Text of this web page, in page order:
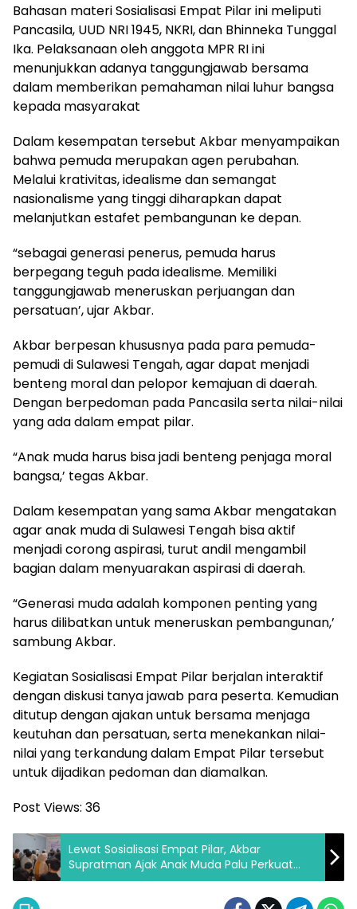
Bahasan materi Sosialisasi Empat Pilar ini meliputi
Pancasila, UUD NRI 1945, NKRI, dan Bhinneka Tunggal
Ika. Pelaksanaan oleh anggota MPR RI ini
menunjukkan adanya tanggungjawab bersama
dalam memberikan pemahaman nilai luhur bangsa
kepada masyarakat
Dalam kesempatan tersebut Akbar menyampaikan
bahwa pemuda merupakan agen perubahan.
Melalui krativitas, idealisme dan semangat
nasionalisme yang tinggi diharapkan dapat
melanjutkan estafet pembangunan ke depan.
“sebagai generasi penerus, pemuda harus
berpegang teguh pada idealisme. Memiliki
tanggungjawab meneruskan perjuangan dan
persatuan’, ujar Akbar.
Akbar berpesan khususnya pada para pemuda-
pemudi di Sulawesi Tengah, agar dapat menjadi
benteng moral dan pelopor kemajuan di daerah.
Dengan berpedoman pada Pancasila serta nilai-nilai
yang ada dalam empat pilar.
“Anak muda harus bisa jadi benteng penjaga moral
bangsa,’ tegas Akbar.
Dalam kesempatan yang sama Akbar mengatakan
agar anak muda di Sulawesi Tengah bisa aktif
menjadi corong aspirasi, turut andil mengambil
bagian dalam menyuarakan aspirasi di daerah.
“Generasi muda adalah komponen penting yang
harus dilibatkan untuk meneruskan pembangunan,’
sambung Akbar.
Kegiatan Sosialisasi Empat Pilar berjalan interaktif
dengan diskusi tanya jawab para peserta. Kemudian
ditutup dengan ajakan untuk bersama menjaga
keutuhan dan persatuan, serta menekankan nilai-
nilai yang terkandung dalam Empat Pilar tersebut
untuk dijadikan pedoman dan diamalkan.
Post Views: 36
Lewat Sosialisasi Empat Pilar, Akbar
Supratman Ajak Anak Muda Palu Perkuat
Persatuan